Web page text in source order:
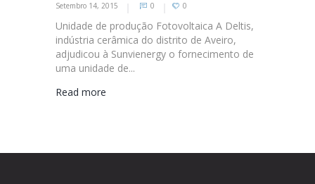
Setembro 14, 2015 0 0
Unidade de produção Fotovoltaica A Deltis,
indústria cerâmica do distrito de Aveiro,
adjudicou à Sunvienergy o fornecimento de
uma unidade de...
Read more